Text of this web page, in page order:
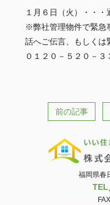
１月６日（火）・・・
※弊社管理物件で緊急
話へご伝言、もしくは
０１２０－５２０－３
前の記事
福岡県春
TEL